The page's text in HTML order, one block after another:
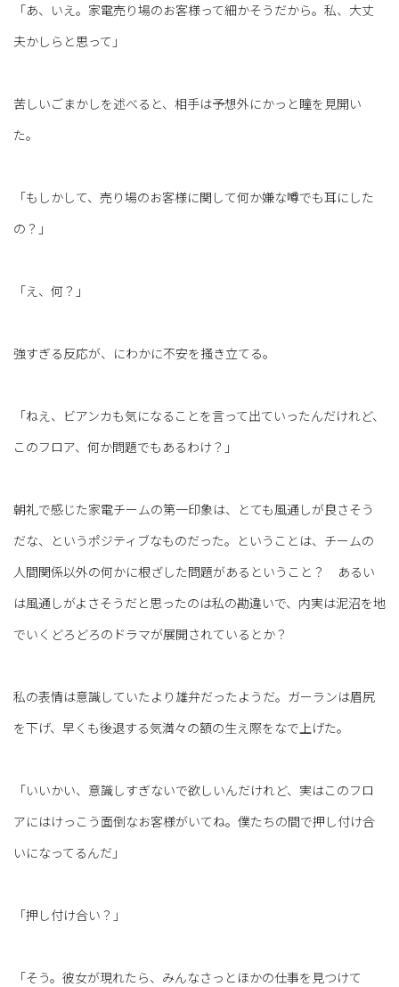
「あ、いえ。家電売り場のお客様って細かそうだから。私、大丈
夫かしらと思って」
苦しいごまかしを述べると、相手は予想外にかっと瞳を見開い
た。
「もしかして、売り場のお客様に関して何か嫌な噂でも耳にした
の？」
「え、何？」
強すぎる反応が、にわかに不安を掻き立てる。
「ねえ、ビアンカも気になることを言って出ていったんだけれど、
このフロア、何か問題でもあるわけ？」
朝礼で感じた家電チームの第一印象は、とても風通しが良さそう
だな、というポジティブなものだった。ということは、チームの
人間関係以外の何かに根ざした問題があるということ？ あるい
は風通しがよさそうだと思ったのは私の勘違いで、内実は泥沼を地
でいくどろどろのドラマが展開されているとか？
私の表情は意識していたより雄弁だったようだ。ガーランは眉尻
を下げ、早くも後退する気満々の額の生え際をなで上げた。
「いいかい、意識しすぎないで欲しいんだけれど、実はこのフロ
アにはけっこう面倒なお客様がいてね。僕たちの間で押し付け合
いになってるんだ」
「押し付け合い？」
「そう。彼女が現れたら、みんなさっとほかの仕事を見つけて